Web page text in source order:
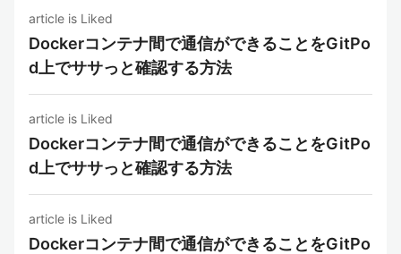
article is Liked
Dockerコンテナ間で通信ができることをGitPo
d上でササっと確認する方法
article is Liked
Dockerコンテナ間で通信ができることをGitPo
d上でササっと確認する方法
article is Liked
Dockerコンテナ間で通信ができることをGitPo